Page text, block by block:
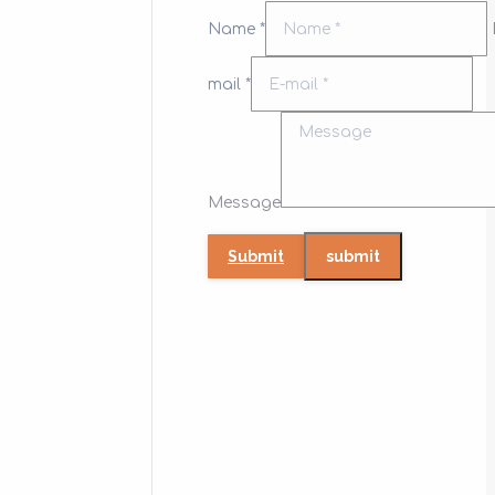
Name *
mail *
Message
Submit